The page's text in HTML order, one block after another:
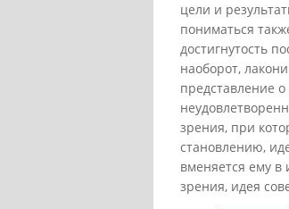
цели и
пониматься
достигнутость
наоборот,
представление
зрения, при
становлению,
вменяется ему в
зрения, идея